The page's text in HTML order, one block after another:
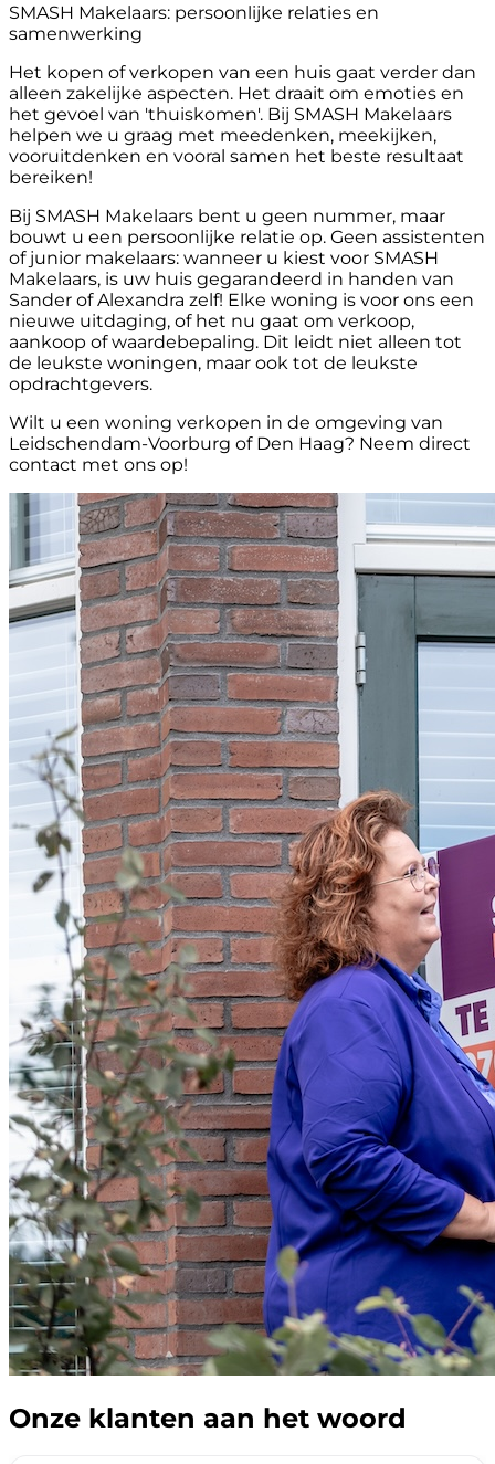
SMASH Makelaars: persoonlijke relaties en
samenwerking
Het kopen of verkopen van een huis gaat verder dan
alleen zakelijke aspecten. Het draait om emoties en
het gevoel van 'thuiskomen'. Bij SMASH Makelaars
helpen we u graag met meedenken, meekijken,
vooruitdenken en vooral samen het beste resultaat
bereiken!
Bij SMASH Makelaars bent u geen nummer, maar
bouwt u een persoonlijke relatie op. Geen assistenten
of junior makelaars: wanneer u kiest voor SMASH
Makelaars, is uw huis gegarandeerd in handen van
Sander of Alexandra zelf! Elke woning is voor ons een
nieuwe uitdaging, of het nu gaat om verkoop,
aankoop of waardebepaling. Dit leidt niet alleen tot
de leukste woningen, maar ook tot de leukste
opdrachtgevers.
Wilt u een woning verkopen in de omgeving van
Leidschendam-Voorburg of Den Haag? Neem direct
contact met ons op!
Onze klanten aan het woord